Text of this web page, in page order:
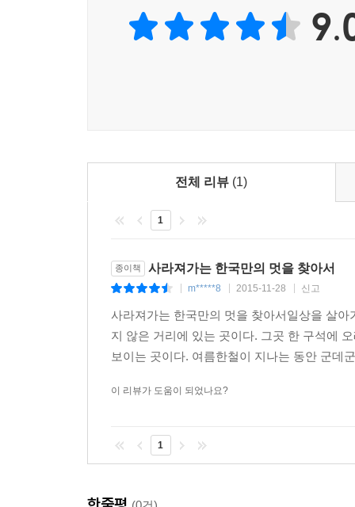
전체 리뷰 (1)
1
종이책 사라져가는 한국만의 멋을 찾아서
m*****8 2015-11-28 신고
사라져가는 한국만의 멋을 찾아서일상을 살
지 않은 거리에 있는 곳이다. 그곳 한 구석에
보이는 곳이다. 여름한철이 지나는 동안 군데
이 리뷰가 도움이 되었나요?
1